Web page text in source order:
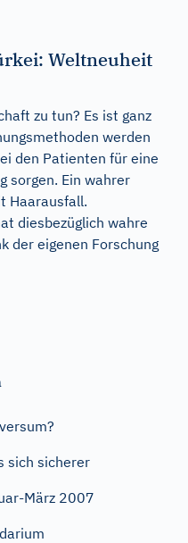
Weltneuheit
zu tun? Es ist ganz
werden
den Patienten für eine
sorgen. Ein wahrer
Haarausfall.
diesbezüglich wahre
der eigenen Forschung
sich sicherer
März 2007